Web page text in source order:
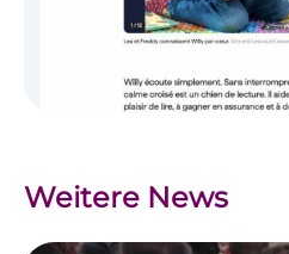
Weitere News